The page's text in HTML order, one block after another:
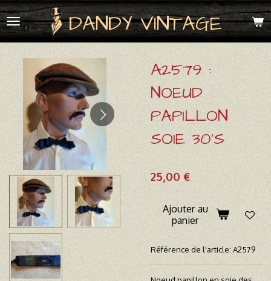
Passer
au
contenu
DANDY VINTAGE
A2579 :
NOEUD
PAPILLON
SOIE 30'S
25,00 €
Ajouter au
panier
Référence de l'article: A2579